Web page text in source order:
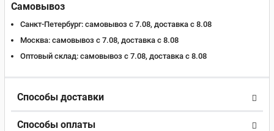
Самовывоз
Санкт-Петербург: самовывоз с 7.08, доставка c 8.08
Москва: самовывоз с 7.08, доставка c 8.08
Оптовый склад: самовывоз с 7.08, доставка c 8.08
Способы доставки
Способы оплаты